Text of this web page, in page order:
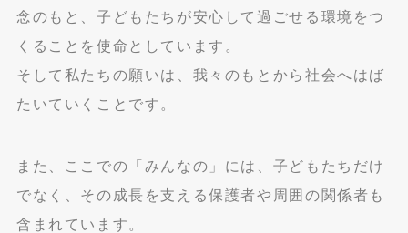
念のもと、子どもたちが安心して過ごせる環境をつ
くることを使命としています。
そして私たちの願いは、我々のもとから社会へはば
たいていくことです。
また、ここでの「みんなの」には、子どもたちだけ
でなく、その成長を支える保護者や周囲の関係者も
含まれています。